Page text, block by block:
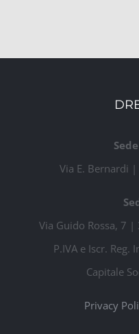
Via E. Bernardi
Via Guido Rossa, 7 |
P.IVA e Iscr.
Capitale
Privacy